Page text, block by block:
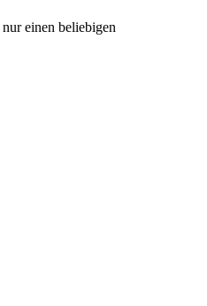
einen beliebigen